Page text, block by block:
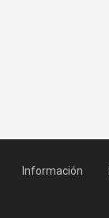
Información